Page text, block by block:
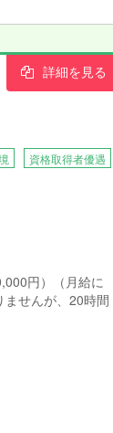
詳細を見る
資格取得者優遇
円）（月給に
せんが、20時間